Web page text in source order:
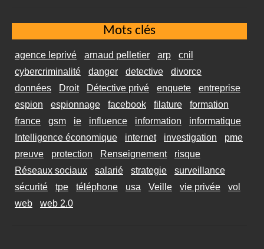
Mots clés
agence leprivé arnaud pelletier arp
cnil
cybercriminalité
danger detective
divorce
données
Droit Détective privé enquete
entreprise
espion
espionnage facebook filature
formation
france
gsm ie influence information
informatique
Intelligence économique
internet investigation
pme
preuve
protection Renseignement
risque
Réseaux sociaux
salarié strategie
surveillance
sécurité
tpe téléphone usa Veille vie privée
vol
web
web 2.0